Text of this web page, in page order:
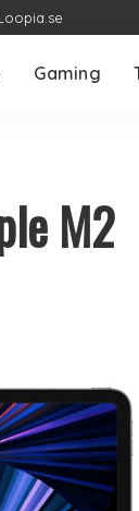
Gaming
M2